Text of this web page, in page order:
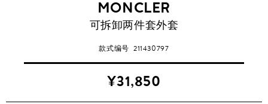
MONCLER
可拆卸两件套外套
款式编号211430797
¥31,850